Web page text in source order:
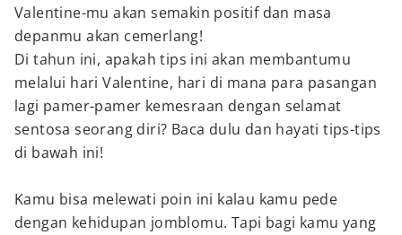
Valentine-mu akan semakin positif dan masa
depanmu akan cemerlang!
Di tahun ini, apakah tips ini akan membantumu
melalui hari Valentine, hari di mana para pasangan
lagi pamer-pamer kemesraan dengan selamat
sentosa seorang diri? Baca dulu dan hayati tips-tips
di bawah ini!
Kamu bisa melewati poin ini kalau kamu pede
dengan kehidupan jomblomu. Tapi bagi kamu yang